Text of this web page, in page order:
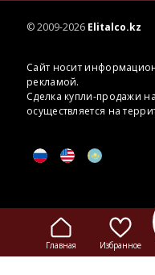
Главная Избранное
© 2009-2026 Elitalco.kz
Сайт носит
рекламой.
Сделка купли-продажи
осуществляется на